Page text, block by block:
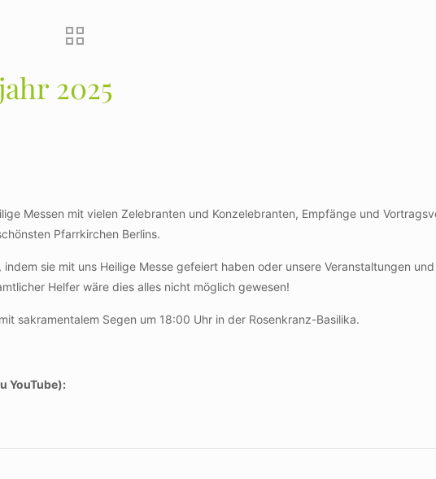
2025
Messen mit vielen Zelebranten und Konzelebranten, Empfänge und
Pfarrkirchen Berlins.
sie mit uns Heilige Messe gefeiert haben oder unsere Veranstaltungen
Helfer wäre dies alles nicht möglich gewesen!
sakramentalem Segen um 18:00 Uhr in der Rosenkranz-Basilika.
YouTube):